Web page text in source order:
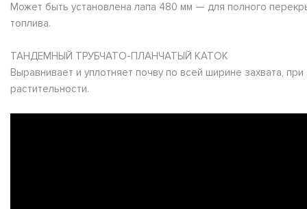
Может быть установлена лапа 480 мм — для полного
топлива.
ТАНДЕМНЫЙ ТРУБЧАТО-ПЛАНЧАТЫЙ КАТОК
Выравнивает и уплотняет почву по всей ширине захвата,
растительности.